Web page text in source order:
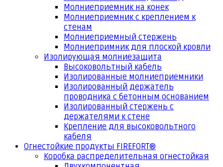
Молниеприемник на конек
Молниеприемник с креплением к
стенам
Молниеприемный стержень
Молниепримник для плоской кровли
Изолирующая молниезащита
Высоковольтный кабель
Изолированные молниеприемники
Изолированный держатель
проводника с бетонным основанием
Изолированный стержень с
держателями к стене
Крепление для высоковольтного
кабеля
Огнестойкие продукты FIREFORT®
Коробка распределительная огнестойкая